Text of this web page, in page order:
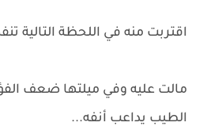
اقتربت منه في اللحظة التالية
مالت عليه وفي ميلتها ضعف
الطيب يداعب أنفه...